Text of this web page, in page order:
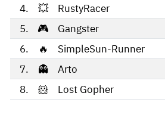
4.
💥 RustyRacer
5.
🎮 Gangster
6.
🔥 SimpleSun-Runner
7.
👻 Arto
8.
🐹 Lost Gopher